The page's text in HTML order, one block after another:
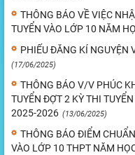
THÔNG BÁO VỀ VIỆC
TUYỂN VÀO LỚP 10 NĂM
PHIẾU ĐĂNG KÍ NGUYỆN
(17/06/2025)
THÔNG BÁO V/V PHÚC
TUYỂN ĐỢT 2 KỲ THI
2025-2026 (13/06/2025)
THÔNG BÁO ĐIỂM
VÀO LỚP 10 THPT NĂM